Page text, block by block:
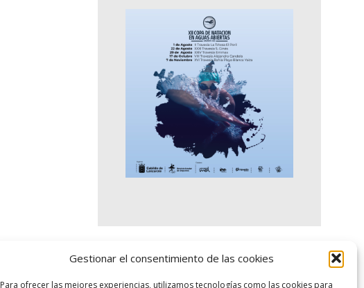
Gestionar el consentimiento de las cookies
Para ofrecer las mejores experiencias, utilizamos tecnologías como las cookies para
logo SID